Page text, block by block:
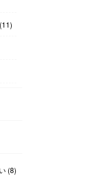
(11)
(8)